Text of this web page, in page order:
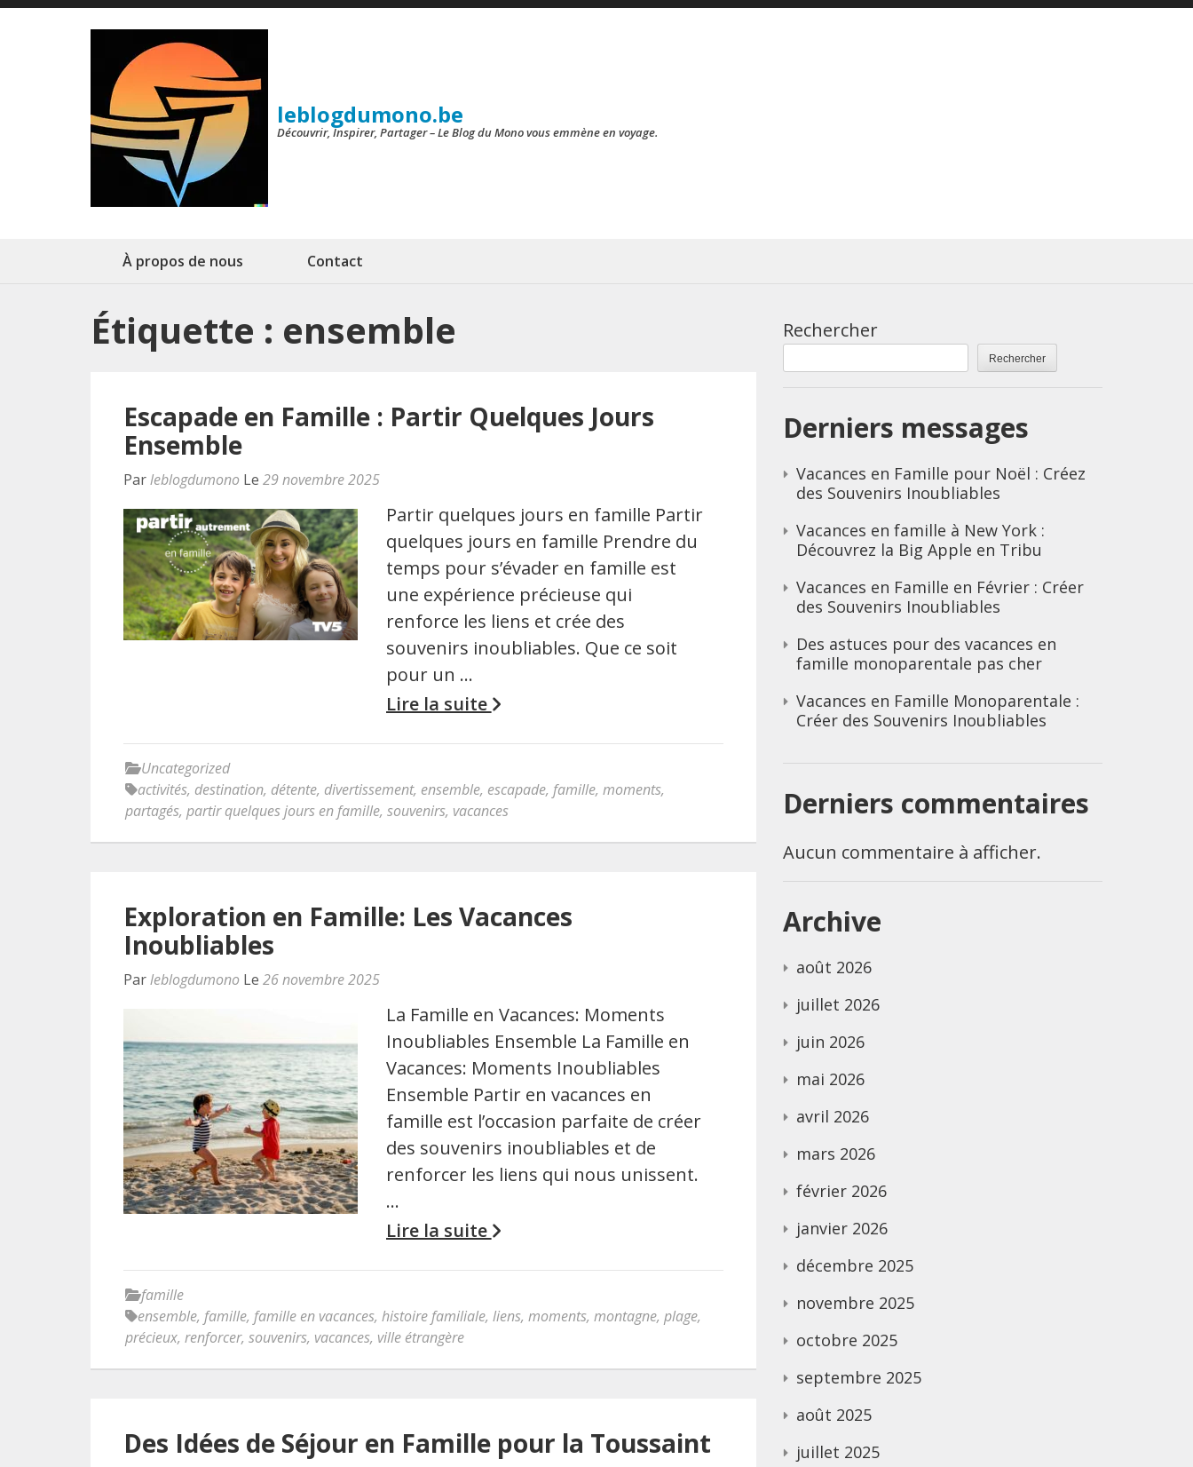
Aller
leblogdumono.be
Découvrir, Inspirer, Partager – Le Blog du Mono vous emmène en voyage.
À propos de nous Contact
Étiquette : ensemble
Escapade en Famille : Partir Quelques Jours
Ensemble
Parleblogdumono Le 29 novembre 2025
Partir quelques jours en famille Partir
quelques jours en famille Prendre du
temps pour s’évader en famille est
une expérience précieuse qui
renforce les liens et crée des
souvenirs inoubliables. Que ce soit
pour un …
Lire la suite
Uncategorized
activités, destination, détente, divertissement, ensemble, escapade, famille, moments,
partagés, partir quelques jours en famille, souvenirs, vacances
Exploration en Famille: Les Vacances
Inoubliables
Parleblogdumono Le 26 novembre 2025
La Famille en Vacances: Moments
Inoubliables Ensemble La Famille en
Vacances: Moments Inoubliables
Ensemble Partir en vacances en
famille est l’occasion parfaite de créer
des souvenirs inoubliables et de
renforcer les liens qui nous unissent.
…
Lire la suite
famille
ensemble, famille, famille en vacances, histoire familiale, liens, moments, montagne, plage,
précieux, renforcer, souvenirs, vacances, ville étrangère
Des Idées de Séjour en Famille pour la Toussaint
Rechercher
Rechercher
Derniers messages
Vacances en Famille pour Noël : Créez
des Souvenirs Inoubliables
Vacances en famille à New York :
Découvrez la Big Apple en Tribu
Vacances en Famille en Février : Créer
des Souvenirs Inoubliables
Des astuces pour des vacances en
famille monoparentale pas cher
Vacances en Famille Monoparentale :
Créer des Souvenirs Inoubliables
Derniers commentaires
Aucun commentaire à afficher.
Archive
août 2026
juillet 2026
juin 2026
mai 2026
avril 2026
mars 2026
février 2026
janvier 2026
décembre 2025
novembre 2025
octobre 2025
septembre 2025
août 2025
juillet 2025